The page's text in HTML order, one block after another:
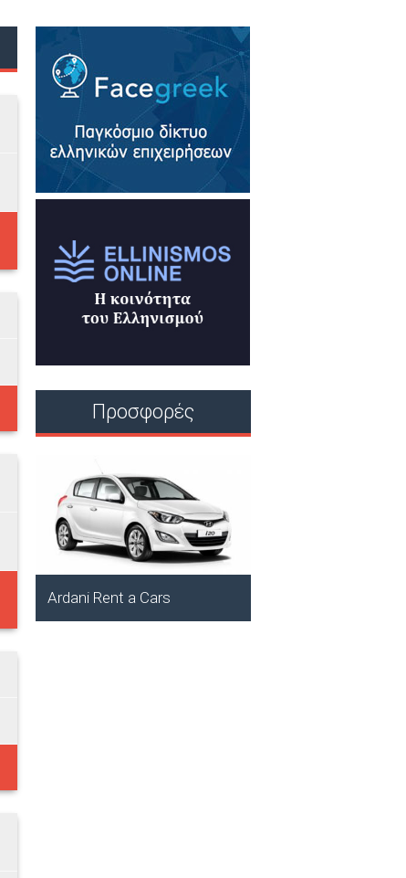
Προσφορές
Ardani Rent a Cars